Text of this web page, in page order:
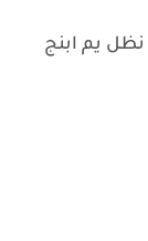
نظل يم ابنج